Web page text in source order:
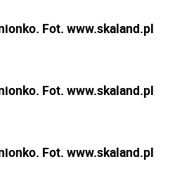
Fot. www.skaland.pl
Fot. www.skaland.pl
Fot. www.skaland.pl